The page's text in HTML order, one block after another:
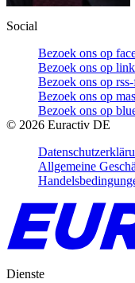
Social
Bezoek ons op
Bezoek ons op
Bezoek ons op
Bezoek ons op
Bezoek ons op
© 2026 Euractiv DE
Allgemeine
Dienste